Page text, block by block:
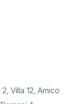
Villa 12, Amico